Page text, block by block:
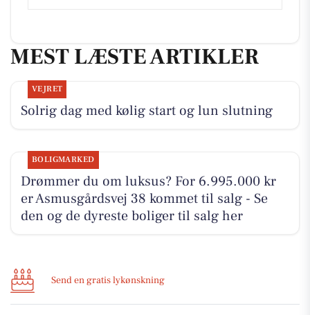
MEST LÆSTE ARTIKLER
VEJRET
Solrig dag med kølig start og lun slutning
BOLIGMARKED
Drømmer du om luksus? For 6.995.000 kr
er Asmusgårdsvej 38 kommet til salg - Se
den og de dyreste boliger til salg her
Send en gratis lykønskning